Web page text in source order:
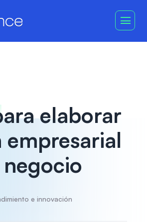
elaborar
empresarial
e innovación